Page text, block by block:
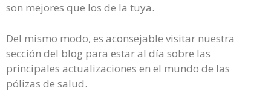
son mejores que los de la tuya.
Del mismo modo, es aconsejable visitar nuestra
sección del blog para estar al día sobre las
principales actualizaciones en el mundo de las
pólizas de salud.